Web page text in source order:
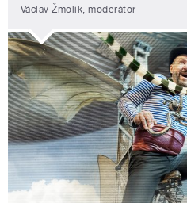
Václav Žmolík, moderátor